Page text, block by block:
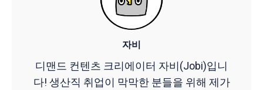
자비
디맨드 컨텐츠 크리에이터 자비(Jobi)입니
다! 생산직 취업이 막막한 분들을 위해 제가